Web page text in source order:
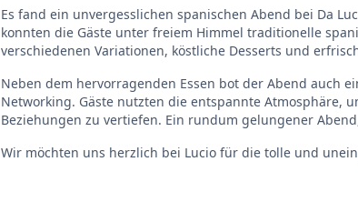
Es fand ein unvergesslichen spanischen Abend bei Da
konnten die Gäste unter freiem Himmel traditionelle
verschiedenen Variationen, köstliche Desserts und
Neben dem hervorragenden Essen bot der Abend auch
Networking. Gäste nutzten die entspannte Atmosphäre,
Beziehungen zu vertiefen. Ein rundum gelungener
Wir möchten uns herzlich bei Lucio für die tolle und